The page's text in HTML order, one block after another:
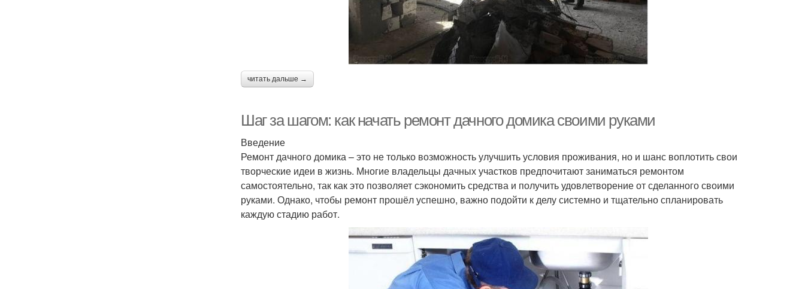
читать дальше →
Шаг за шагом: как начать ремонт дачного домика своими руками
Введение
Ремонт дачного домика – это не только возможность улучшить условия проживания, но и шанс воплотить свои
творческие идеи в жизнь. Многие владельцы дачных участков предпочитают заниматься ремонтом
самостоятельно, так как это позволяет сэкономить средства и получить удовлетворение от сделанного своими
руками. Однако, чтобы ремонт прошёл успешно, важно подойти к делу системно и тщательно спланировать
каждую стадию работ.